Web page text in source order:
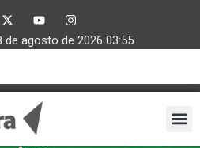
de agosto de 2026 03:55